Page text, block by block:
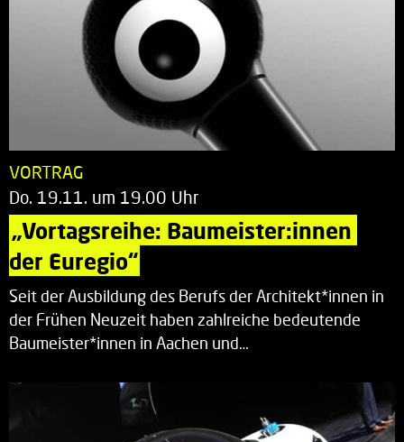
VORTRAG
Do. 19.11. um 19.00 Uhr
„Vortagsreihe: Baumeister:innen
der Euregio“
Seit der Ausbildung des Berufs der Architekt*innen in
der Frühen Neuzeit haben zahlreiche bedeutende
Baumeister*innen in Aachen und…